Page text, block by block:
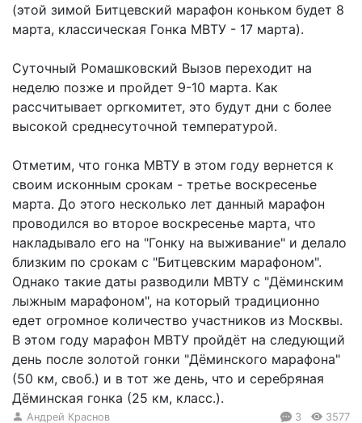
(этой зимой Битцевский марафон коньком будет 8
марта, классическая Гонка МВТУ - 17 марта).
Суточный Ромашковский Вызов переходит на
неделю позже и пройдет 9-10 марта. Как
рассчитывает оргкомитет, это будут дни с более
высокой среднесуточной температурой.
Отметим, что гонка МВТУ в этом году вернется к
своим исконным срокам - третье воскресенье
марта. До этого несколько лет данный марафон
проводился во второе воскресенье марта, что
накладывало его на "Гонку на выживание" и делало
близким по срокам с "Битцевским марафоном".
Однако такие даты разводили МВТУ с "Дёминским
лыжным марафоном", на который традиционно
едет огромное количество участников из Москвы.
В этом году марафон МВТУ пройдёт на следующий
день после золотой гонки "Дёминского марафона"
(50 км, своб.) и в тот же день, что и серебряная
Дёминская гонка (25 км, класс.).
Андрей Краснов 3 3577